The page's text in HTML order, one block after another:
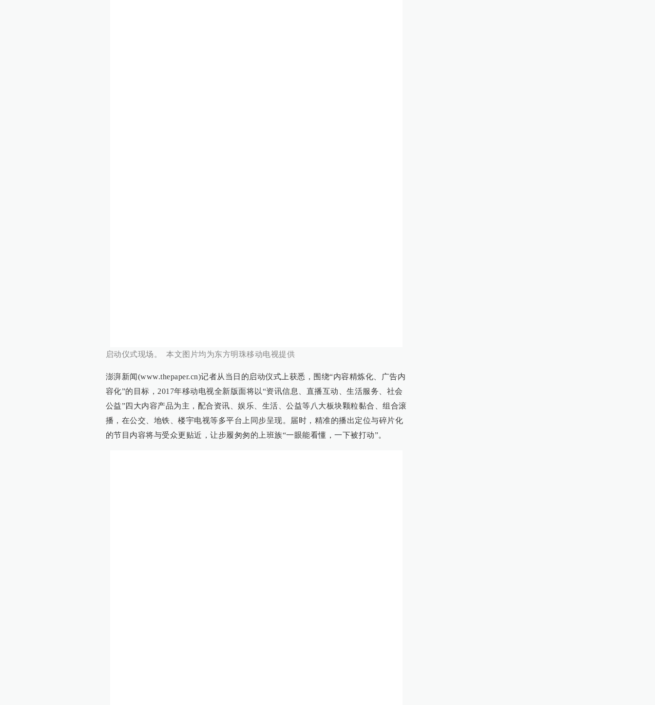
启动仪式现场。 本文图片均为东方明珠移动电视提供
澎湃新闻(www.thepaper.cn)记者从当日的启动仪式上获悉，围绕“内容精炼化、广告内
容化”的目标，2017年移动电视全新版面将以“资讯信息、直播互动、生活服务、社会
公益”四大内容产品为主，配合资讯、娱乐、生活、公益等八大板块颗粒黏合、组合滚
播，在公交、地铁、楼宇电视等多平台上同步呈现。届时，精准的播出定位与碎片化
的节目内容将与受众更贴近，让步履匆匆的上班族“一眼能看懂，一下被打动”。